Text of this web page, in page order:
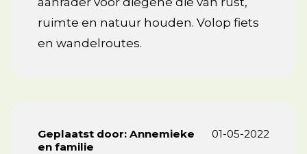
ruimte en natuur houden. Volop fiets
en wandelroutes.
01-05-2022
Geplaatst door: Annemieke
en familie